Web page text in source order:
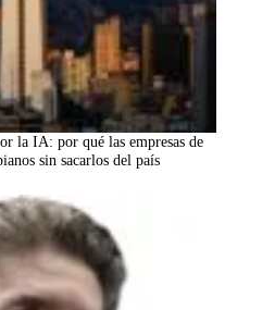
la IA: por qué las empresas de
sin sacarlos del país